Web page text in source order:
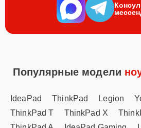
Популярные модели
IdeaPad ThinkPad Legion
ThinkPad T
ThinkPad X